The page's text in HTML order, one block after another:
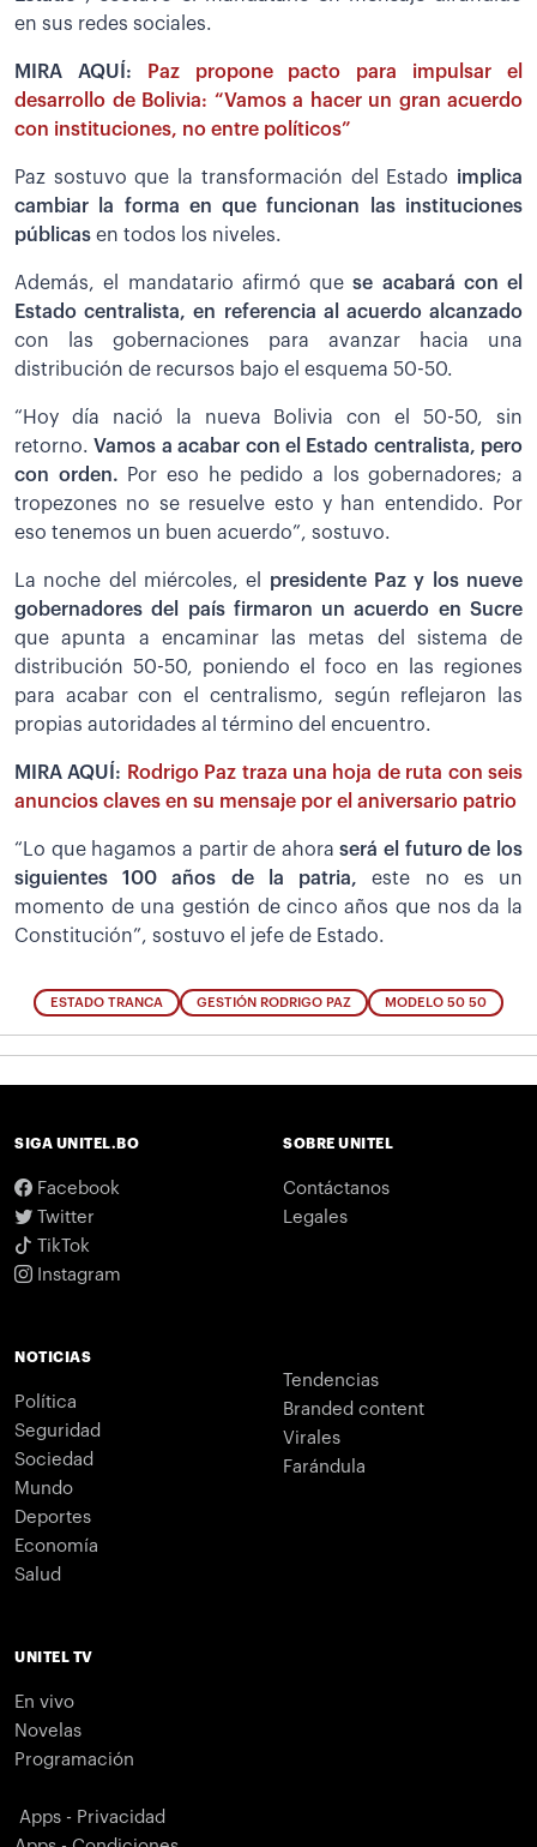
en sus redes sociales.
MIRA AQUÍ:
Paz propone pacto para impulsar el
desarrollo de Bolivia: “Vamos a hacer un gran acuerdo
con instituciones, no entre políticos”
Paz sostuvo que la transformación del Estado implica
cambiar la forma en que funcionan las instituciones
públicas en todos los niveles.
Además, el mandatario afirmó quese acabará con el
Estado centralista, en referencia al acuerdo alcanzado
con las gobernaciones para avanzar hacia una
distribución de recursos bajo el esquema 50-50.
“Hoy día nació la nueva Bolivia con el 50-50, sin
retorno.Vamos a acabar con el Estado centralista, pero
con orden. Por eso he pedido a los gobernadores; a
tropezones no se resuelve esto y han entendido. Por
eso tenemos un buen acuerdo”, sostuvo.
La noche del miércoles, el presidente Paz y los nueve
gobernadores del país firmaron un acuerdo en Sucre
que apunta a encaminar las metas del sistema de
distribución 50-50, poniendo el foco en las regiones
para acabar con el centralismo, según reflejaron las
propias autoridades al término del encuentro.
MIRA AQUÍ: Rodrigo Paz traza una hoja de ruta con seis
anuncios claves en su mensaje por el aniversario patrio
“Lo que hagamos a partir de ahoraserá el futuro de los
siguientes 100 años de la patria, este no es un
momento de una gestión de cinco años que nos da la
Constitución”, sostuvo el jefe de Estado.
ESTADO TRANCA GESTIÓN RODRIGO PAZ MODELO 50 50
SIGA UNITEL.BO
Facebook
Twitter
TikTok
Instagram
SOBRE UNITEL
Contáctanos
Legales
NOTICIAS
Política
Seguridad
Sociedad
Mundo
Deportes
Economía
Salud
Tendencias
Branded content
Virales
Farándula
UNITEL TV
En vivo
Novelas
Programación
Apps - Privacidad